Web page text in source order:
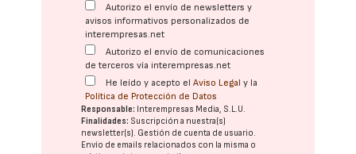
Autorizo el envío de newsletters y
avisos informativos personalizados de
interempresas.net
Autorizo el envío de comunicaciones
de terceros vía interempresas.net
He leído y acepto elAviso Legal y la
Política de Protección de Datos
Responsable: Interempresas Media, S.L.U.
Finalidades: Suscripción a nuestra(s)
newsletter(s). Gestión de cuenta de usuario.
Envío de emails relacionados con la misma o